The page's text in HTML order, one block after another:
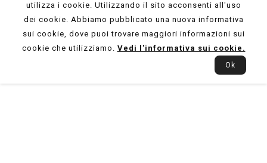
utilizza i cookie. Utilizzando il sito acconsenti all'uso
dei cookie. Abbiamo pubblicato una nuova informativa
sui cookie, dove puoi trovare maggiori informazioni sui
cookie che utilizziamo. Vedi l'informativa sui cookie.
Ok